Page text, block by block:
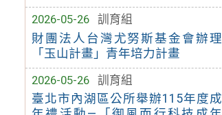
2026-05-26
訓育組
財團法人台灣尤努斯基金會辦理
「玉山計畫」青年培力計畫
2026-05-26
訓育組
臺北市內湖區公所舉辦115年度成